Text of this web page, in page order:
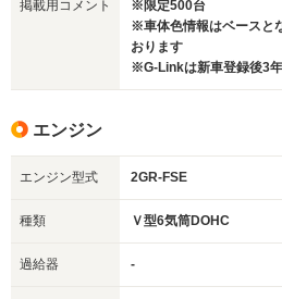
掲載用コメント
※限定500台
※車体色情報はベースと
おります
※G-Linkは新車登録後3
エンジン
エンジン型式 2GR-FSE
種類 Ｖ型6気筒DOHC
過給器 -